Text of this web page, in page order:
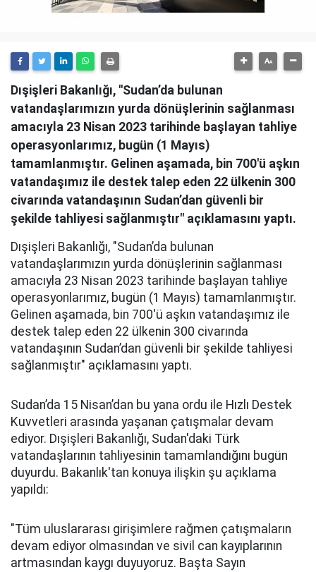
Dışişleri Bakanlığı, "Sudan’da bulunan
vatandaşlarımızın yurda dönüşlerinin sağlanması
amacıyla 23 Nisan 2023 tarihinde başlayan tahliye
operasyonlarımız, bugün (1 Mayıs)
tamamlanmıştır. Gelinen aşamada, bin 700'ü aşkın
vatandaşımız ile destek talep eden 22 ülkenin 300
civarında vatandaşının Sudan’dan güvenli bir
şekilde tahliyesi sağlanmıştır" açıklamasını yaptı.
Dışişleri Bakanlığı, "Sudan’da bulunan
vatandaşlarımızın yurda dönüşlerinin sağlanması
amacıyla 23 Nisan 2023 tarihinde başlayan tahliye
operasyonlarımız, bugün (1 Mayıs) tamamlanmıştır.
Gelinen aşamada, bin 700'ü aşkın vatandaşımız ile
destek talep eden 22 ülkenin 300 civarında
vatandaşının Sudan’dan güvenli bir şekilde tahliyesi
sağlanmıştır" açıklamasını yaptı.
Sudan’da 15 Nisan’dan bu yana ordu ile Hızlı Destek
Kuvvetleri arasında yaşanan çatışmalar devam
ediyor. Dışişleri Bakanlığı, Sudan'daki Türk
vatandaşlarının tahliyesinin tamamlandığını bugün
duyurdu. Bakanlık'tan konuya ilişkin şu açıklama
yapıldı:
"Tüm uluslararası girişimlere rağmen çatışmaların
devam ediyor olmasından ve sivil can kayıplarının
artmasından kaygı duyuyoruz. Başta Sayın